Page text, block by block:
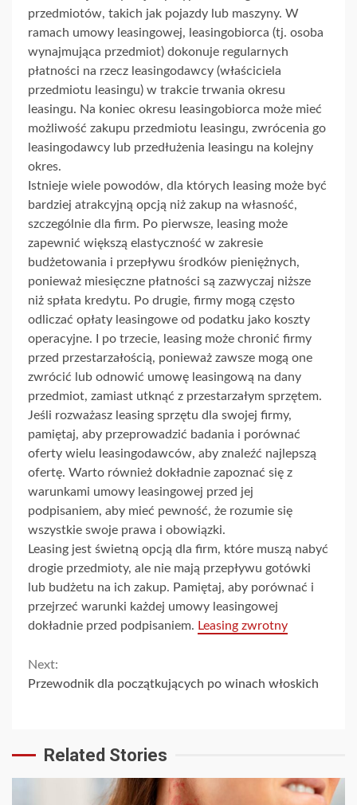
przedmiotów, takich jak pojazdy lub maszyny. W
ramach umowy leasingowej, leasingobiorca (tj. osoba
wynajmująca przedmiot) dokonuje regularnych
płatności na rzecz leasingodawcy (właściciela
przedmiotu leasingu) w trakcie trwania okresu
leasingu. Na koniec okresu leasingobiorca może mieć
możliwość zakupu przedmiotu leasingu, zwrócenia go
leasingodawcy lub przedłużenia leasingu na kolejny
okres.
Istnieje wiele powodów, dla których leasing może być
bardziej atrakcyjną opcją niż zakup na własność,
szczególnie dla firm. Po pierwsze, leasing może
zapewnić większą elastyczność w zakresie
budżetowania i przepływu środków pieniężnych,
ponieważ miesięczne płatności są zazwyczaj niższe
niż spłata kredytu. Po drugie, firmy mogą często
odliczać opłaty leasingowe od podatku jako koszty
operacyjne. I po trzecie, leasing może chronić firmy
przed przestarzałością, ponieważ zawsze mogą one
zwrócić lub odnowić umowę leasingową na dany
przedmiot, zamiast utknąć z przestarzałym sprzętem.
Jeśli rozważasz leasing sprzętu dla swojej firmy,
pamiętaj, aby przeprowadzić badania i porównać
oferty wielu leasingodawców, aby znaleźć najlepszą
ofertę. Warto również dokładnie zapoznać się z
warunkami umowy leasingowej przed jej
podpisaniem, aby mieć pewność, że rozumie się
wszystkie swoje prawa i obowiązki.
Leasing jest świetną opcją dla firm, które muszą nabyć
drogie przedmioty, ale nie mają przepływu gotówki
lub budżetu na ich zakup. Pamiętaj, aby porównać i
przejrzeć warunki każdej umowy leasingowej
dokładnie przed podpisaniem. Leasing zwrotny
Continue
Reading
Next:
Przewodnik dla początkujących po winach włoskich
Related Stories